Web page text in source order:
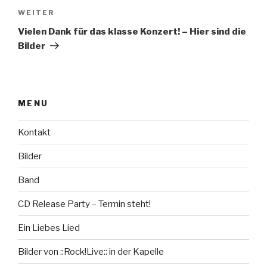
Nächster
Beitrag
WEITER
Vielen Dank für das klasse Konzert! – Hier sind die
Bilder
MENU
Kontakt
Bilder
Band
CD Release Party – Termin steht!
Ein Liebes Lied
Bilder von ::Rock!Live:: in der Kapelle